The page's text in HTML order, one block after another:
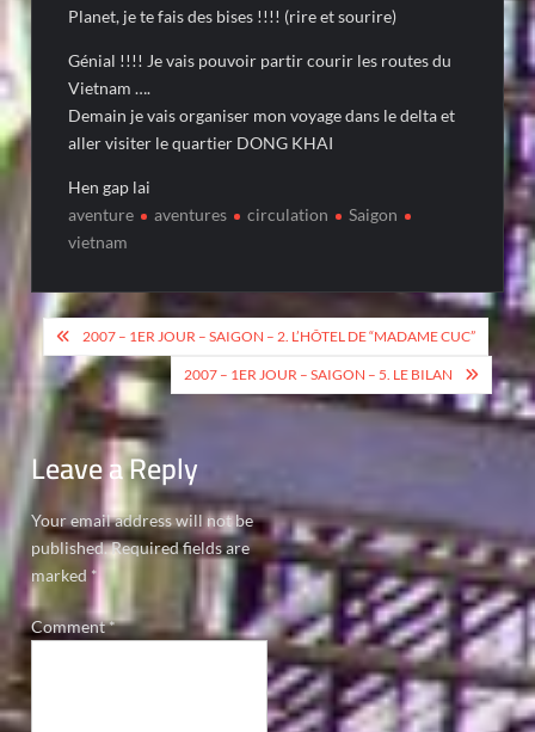
Planet, je te fais des bises !!!! (rire et sourire)
Génial !!!! Je vais pouvoir partir courir les routes du
Vietnam ….
Demain je vais organiser mon voyage dans le delta et
aller visiter le quartier DONG KHAI
Hen gap lai
aventure
aventures circulation
Saigon
vietnam
Post
navigation
2007 – 1ER JOUR – SAIGON – 2. L’HÔTEL DE “MADAME CUC”
2007 – 1ER JOUR – SAIGON – 5. LE BILAN
Leave a Reply
Your email address will not be
published.Required fields are
marked *
Comment*